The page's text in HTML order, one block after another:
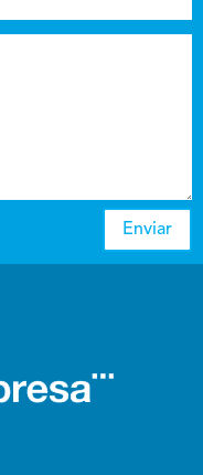
Enviar